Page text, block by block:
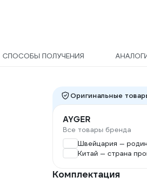
СПОСОБЫ ПОЛУЧЕНИЯ
Оригинальные
AYGER
Все товары бренда
Швейцария —
Китай — страна
Комплектация